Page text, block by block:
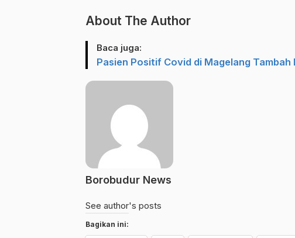
About The Author
Baca juga:
Pasien Positif Covid di Magelang Tambah
Borobudur News
See author's posts
Bagikan ini: